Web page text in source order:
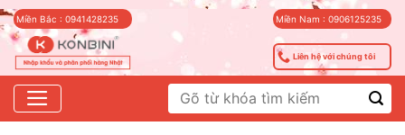
Skip
to
content
Miền Bắc : 0941428235 Miền Nam : 0906125235
Liên hệ với chúng tôi
Tìm
kiếm: